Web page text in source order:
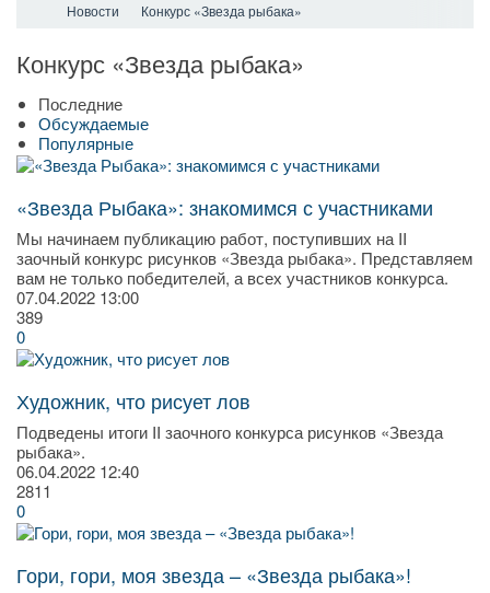
Новости Конкурс «Звезда рыбака»
Конкурс «Звезда рыбака»
Последние
Обсуждаемые
Популярные
«Звезда Рыбака»: знакомимся с участниками
Мы начинаем публикацию работ, поступивших на II
заочный конкурс рисунков «Звезда рыбака». Представляем
вам не только победителей, а всех участников конкурса.
07.04.2022 13:00
389
0
Художник, что рисует лов
Подведены итоги II заочного конкурса рисунков «Звезда
рыбака».
06.04.2022 12:40
2811
0
Гори, гори, моя звезда – «Звезда рыбака»!